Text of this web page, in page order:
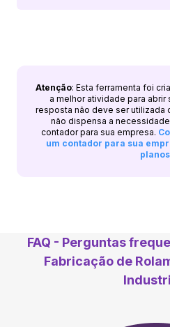
Atenção: Esta ferramenta foi
a melhor atividade para abrir
resposta não deve ser utilizada
não dispensa a
contador para sua empresa.
um contador para sua
planos
FAQ - Perguntas
Fabricação de